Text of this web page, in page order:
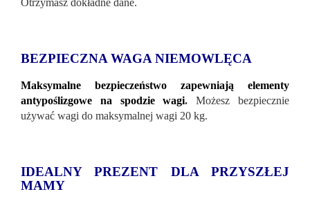
BEZPIECZNA WAGA NIEMOWLĘCA
Maksymalne bezpieczeństwo zapewniają elementy
antypoślizgowe na spodzie wagi. Możesz bezpiecznie
używać wagi do maksymalnej wagi 20 kg.
IDEALNY PREZENT DLA PRZYSZŁEJ
MAMY